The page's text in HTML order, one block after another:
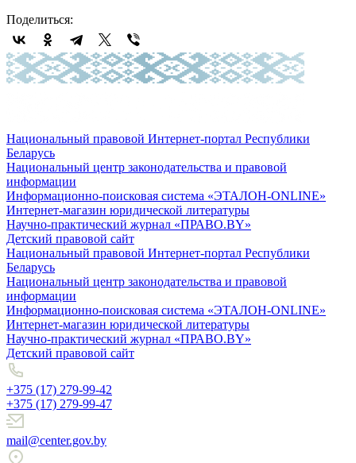
Поделиться:
Национальный правовой Интернет-портал Республики
Беларусь
Национальный центр законодательства и правовой
информации
Информационно-поисковая система «ЭТАЛОН-ONLINE»
Интернет-магазин юридической литературы
Научно-практический журнал «ПРАВО.BY»
Детский правовой сайт
Национальный правовой Интернет-портал Республики
Беларусь
Национальный центр законодательства и правовой
информации
Информационно-поисковая система «ЭТАЛОН-ONLINE»
Интернет-магазин юридической литературы
Научно-практический журнал «ПРАВО.BY»
Детский правовой сайт
+375 (17) 279-99-42
+375 (17) 279-99-47
mail@center.gov.by